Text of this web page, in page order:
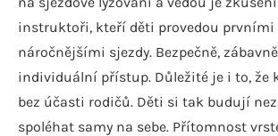
instruktoři, kteří děti provedou prvními
náročnějšími sjezdy. Bezpečně,
individuální přístup. Důležité je i to, že
bez účasti rodičů. Děti si tak budují
spoléhat samy na sebe. Přítomnost